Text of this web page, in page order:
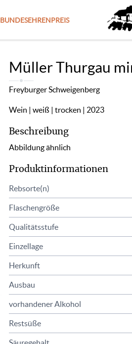
BUNDESEHRENPREIS
Müller Thurgau
Freyburger Schweigenberg
Wein weiß trocken 2023
Beschreibung
Abbildung ähnlich
Produktinformationen
Rebsorte(n)
Flaschengröße
Qualitätsstufe
Einzellage
Herkunft
Ausbau
vorhandener Alkohol
Restsüße